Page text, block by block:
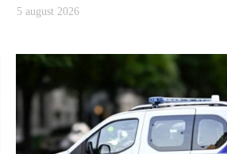
5 august 2026